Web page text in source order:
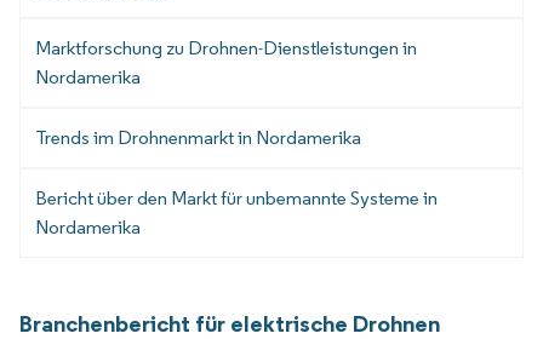
Marktforschung zu Drohnen-Dienstleistungen in
Nordamerika
Trends im Drohnenmarkt in Nordamerika
Bericht über den Markt für unbemannte Systeme in
Nordamerika
Branchenbericht für elektrische Drohnen